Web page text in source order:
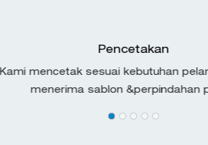
Pencetakan
Kami mencetak sesuai kebutuhan
menerima sablon &perpindahan